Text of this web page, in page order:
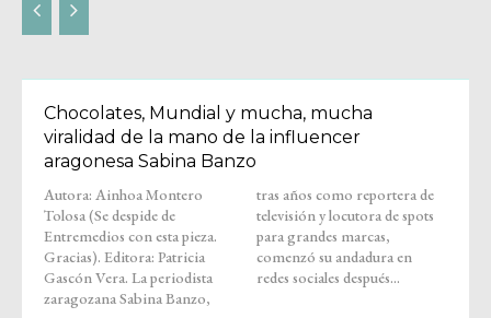
Chocolates, Mundial y mucha, mucha
viralidad de la mano de la influencer
aragonesa Sabina Banzo
Autora: Ainhoa Montero
Tolosa (Se despide de
Entremedios con esta pieza.
Gracias). Editora: Patricia
Gascón Vera. La periodista
zaragozana Sabina Banzo,
tras años como reportera de
televisión y locutora de spots
para grandes marcas,
comenzó su andadura en
redes sociales después...